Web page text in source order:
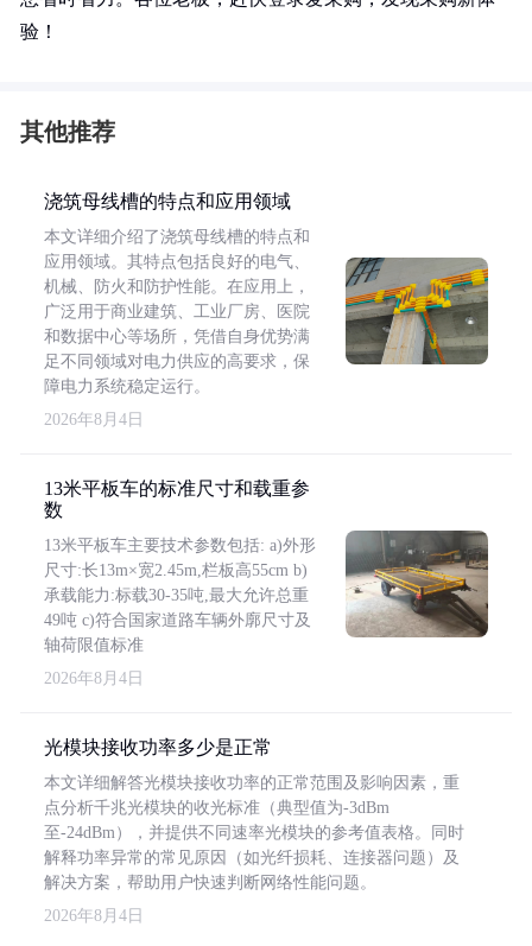
验！
其他推荐
浇筑母线槽的特点和应用领域
本文详细介绍了浇筑母线槽的特点和
应用领域。其特点包括良好的电气、
机械、防火和防护性能。在应用上，
广泛用于商业建筑、工业厂房、医院
和数据中心等场所，凭借自身优势满
足不同领域对电力供应的高要求，保
障电力系统稳定运行。
2026年8月4日
13米平板车的标准尺寸和载重参
数
13米平板车主要技术参数包括: a)外形
尺寸:长13m×宽2.45m,栏板高55cm b)
承载能力:标载30-35吨,最大允许总重
49吨 c)符合国家道路车辆外廓尺寸及
轴荷限值标准
2026年8月4日
光模块接收功率多少是正常
本文详细解答光模块接收功率的正常范围及影响因素，重
点分析千兆光模块的收光标准（典型值为-3dBm
至-24dBm），并提供不同速率光模块的参考值表格。同时
解释功率异常的常见原因（如光纤损耗、连接器问题）及
解决方案，帮助用户快速判断网络性能问题。
2026年8月4日